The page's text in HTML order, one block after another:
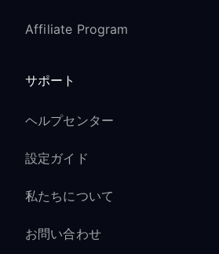
Affiliate Program
サポート
ヘルプセンター
設定ガイド
私たちについて
お問い合わせ